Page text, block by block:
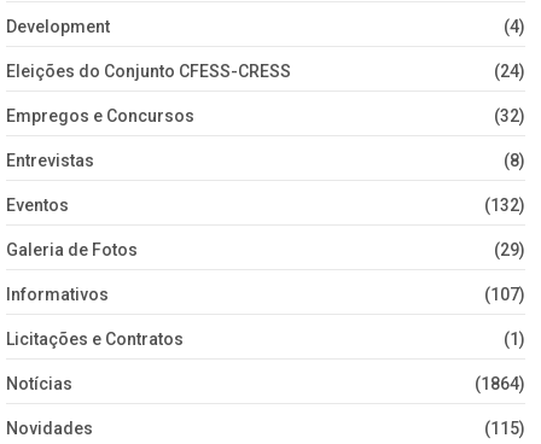
Development (4)
Eleições do Conjunto CFESS-CRESS (24)
Empregos e Concursos (32)
Entrevistas (8)
Eventos (132)
Galeria de Fotos (29)
Informativos (107)
Licitações e Contratos (1)
Notícias (1864)
Novidades (115)